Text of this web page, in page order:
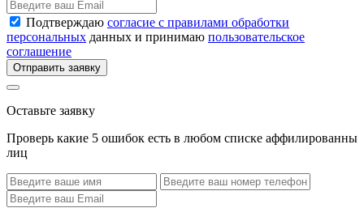
Подтверждаю согласие с правилами обработки
персональных данных и принимаю пользовательское
соглашение
Отправить заявку
Оставьте заявку
Проверь какие 5 ошибок есть в любом списке аффилированны
лиц